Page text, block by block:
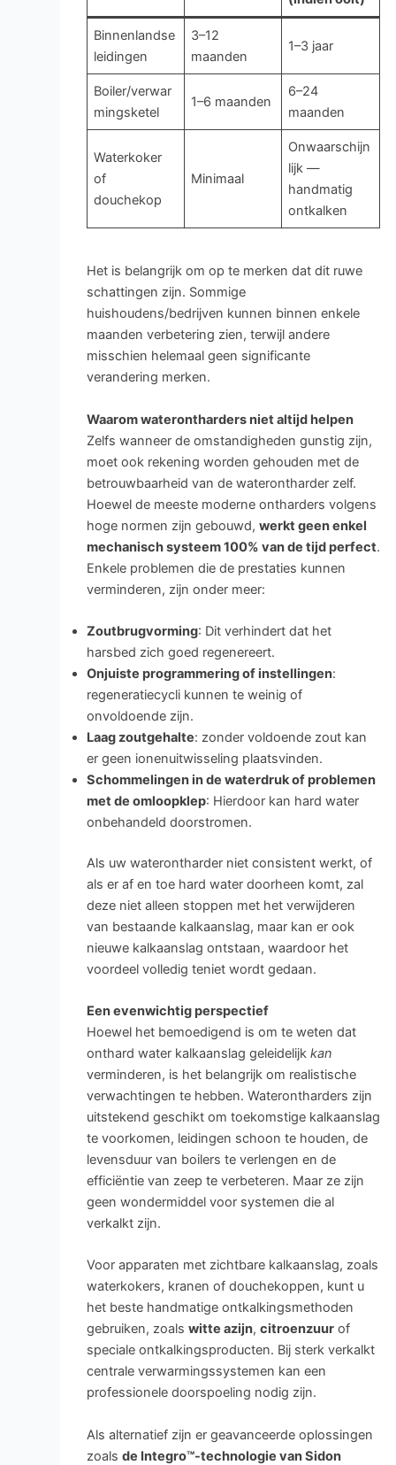
Binnenlandse
leidingen
3–12
maanden
1–3 jaar
Boiler/verwar
mingsketel
1–6 maanden
6–24
maanden
Waterkoker
of
douchekop
Minimaal
Onwaarschijn
lijk —
handmatig
ontkalken
Het is belangrijk om op te merken dat dit ruwe
schattingen zijn. Sommige
huishoudens/bedrijven kunnen binnen enkele
maanden verbetering zien, terwijl andere
misschien helemaal geen significante
verandering merken.
Waarom waterontharders niet altijd helpen
Zelfs wanneer de omstandigheden gunstig zijn,
moet ook rekening worden gehouden met de
betrouwbaarheid van de waterontharder zelf.
Hoewel de meeste moderne ontharders volgens
hoge normen zijn gebouwd, werkt geen enkel
mechanisch systeem 100% van de tijd perfect.
Enkele problemen die de prestaties kunnen
verminderen, zijn onder meer:
Zoutbrugvorming: Dit verhindert dat het
harsbed zich goed regenereert.
Onjuiste programmering of instellingen:
regeneratiecycli kunnen te weinig of
onvoldoende zijn.
Laag zoutgehalte: zonder voldoende zout kan
er geen ionenuitwisseling plaatsvinden.
Schommelingen in de waterdruk of problemen
met de omloopklep: Hierdoor kan hard water
onbehandeld doorstromen.
Als uw waterontharder niet consistent werkt, of
als er af en toe hard water doorheen komt, zal
deze niet alleen stoppen met het verwijderen
van bestaande kalkaanslag, maar kan er ook
nieuwe kalkaanslag ontstaan, waardoor het
voordeel volledig teniet wordt gedaan.
Een evenwichtig perspectief
Hoewel het bemoedigend is om te weten dat
onthard water kalkaanslag geleidelijk kan
verminderen, is het belangrijk om realistische
verwachtingen te hebben. Waterontharders zijn
uitstekend geschikt om toekomstige kalkaanslag
te voorkomen, leidingen schoon te houden, de
levensduur van boilers te verlengen en de
efficiëntie van zeep te verbeteren. Maar ze zijn
geen wondermiddel voor systemen die al
verkalkt zijn.
Voor apparaten met zichtbare kalkaanslag, zoals
waterkokers, kranen of douchekoppen, kunt u
het beste handmatige ontkalkingsmethoden
gebruiken, zoals witte azijn, citroenzuurof
speciale ontkalkingsproducten. Bij sterk verkalkt
centrale verwarmingssystemen kan een
professionele doorspoeling nodig zijn.
Als alternatief zijn er geavanceerde oplossingen
zoals de Integro™-technologie van Sidon